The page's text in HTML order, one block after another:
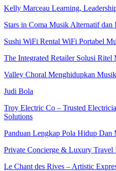
Kelly Marceau Learning,
Stars in Coma Musik Alternatif dan
Sushi WiFi Rental WiFi Portabel
The Integrated Retailer Solusi Ritel
Valley Choral Menghidupkan
Judi Bola
Troy Electric Co – Trusted
Solutions
Panduan Lengkap Pola Hidup Dan
Private Concierge & Luxury Travel
Le Chant des Rives – Artistic